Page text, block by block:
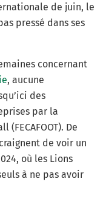
de juin, le
pressé dans ses
concernant
, aucune
des
par la
De
de voir un
où les Lions
à ne pas avoir